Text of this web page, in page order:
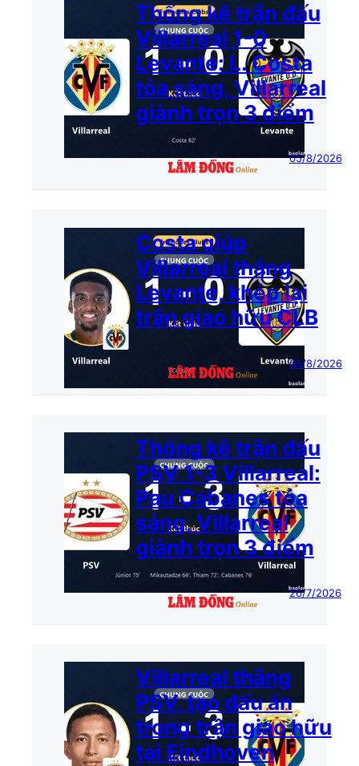
Thống kê trận đấu
Villarreal 1-0
Levante: L. Costa
tỏa sáng, Villarreal
giành trọn 3 điểm
05/8/2026
Costa giúp
Villarreal thắng
Levante, khép lại
trận giao hữu CLB
05/8/2026
Thống kê trận đấu
PSV 1-3 Villarreal:
Pau Cabanes tỏa
sáng, Villarreal
giành trọn 3 điểm
26/7/2026
Villarreal thắng
PSV, tạo dấu ấn
trong trận giao hữu
tại Eindhoven